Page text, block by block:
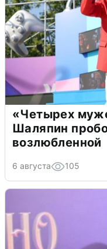
«Четырех
Шаляпин
возлюбленной
6 августа 105